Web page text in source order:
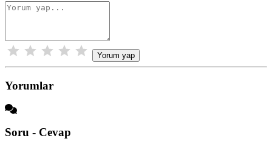
Yorum yap
Yorumlar
Soru - Cevap